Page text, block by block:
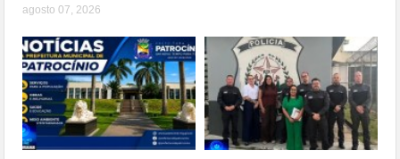
agosto 07, 2026